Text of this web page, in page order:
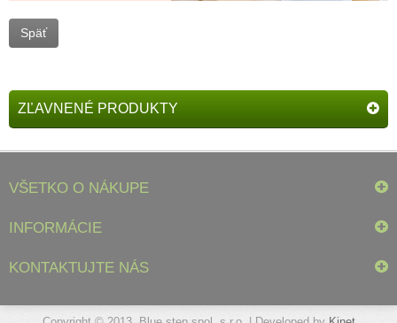
Späť
ZĽAVNENÉ PRODUKTY
VŠETKO O NÁKUPE
INFORMÁCIE
KONTAKTUJTE NÁS